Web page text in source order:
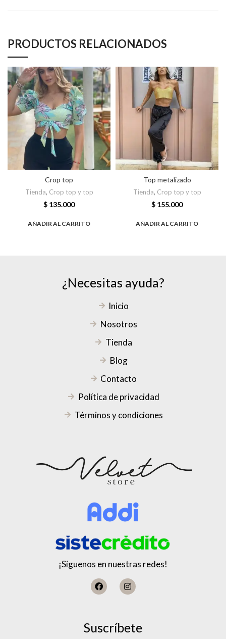
PRODUCTOS RELACIONADOS
Crop top
Tienda, Crop top y top
$ 135.000
AÑADIR AL CARRITO
Top metalizado
Tienda, Crop top y top
$ 155.000
AÑADIR AL CARRITO
¿Necesitas ayuda?
Inicio
Nosotros
Tienda
Blog
Contacto
Política de privacidad
Términos y condiciones
¡Síguenos en nuestras redes!
Suscríbete